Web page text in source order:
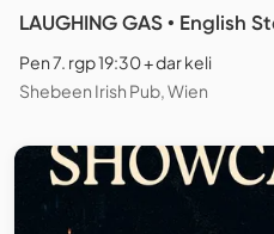
LAUGHING GAS • English
Pen 7. rgp 19:30 + dar keli
Shebeen Irish Pub, Wien